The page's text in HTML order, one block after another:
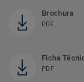
Brochura
PDF
Ficha
PDF